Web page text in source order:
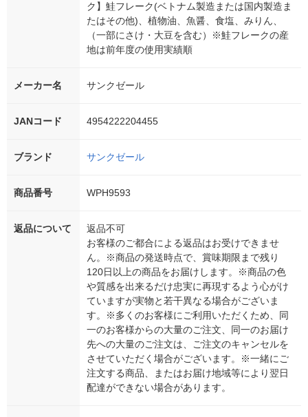
ク】鮭フレーク(ベトナム製造または国内製造ま
たはその他)、植物油、魚醤、食塩、みりん、
（一部にさけ・大豆を含む）※鮭フレークの産
地は前年度の使用実績順
メーカー名 サンクゼール
JANコード 4954222204455
ブランド サンクゼール
商品番号 WPH9593
返品について
返品不可
お客様のご都合による返品はお受けできませ
ん。※商品の発送時点で、賞味期限まで残り
120日以上の商品をお届けします。※商品の色
や質感を出来るだけ忠実に再現するよう心がけ
ていますが実物と若干異なる場合がございま
す。※多くのお客様にご利用いただくため、同
一のお客様からの大量のご注文、同一のお届け
先への大量のご注文は、ご注文のキャンセルを
させていただく場合がございます。※一緒にご
注文する商品、またはお届け地域等により翌日
配達ができない場合があります。